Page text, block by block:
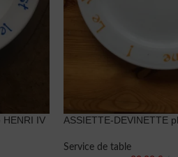
HENRI IV ASSIETTE-DEVINETTE
Service de table